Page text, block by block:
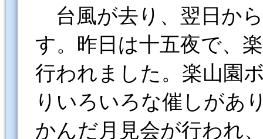
台風が去り、翌日か
す。昨日は十五夜で、
行われました。楽山園
りいろいろな催しがあ
かんだ月見会が行われ